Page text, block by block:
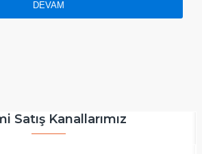
DEVAM
Satış Kanallarımız